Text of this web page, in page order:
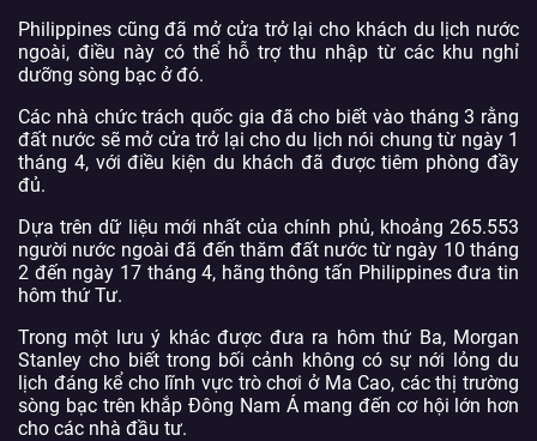
Philippines cũng đã mở cửa trở lại cho khách du lịch nước
ngoài, điều này có thể hỗ trợ thu nhập từ các khu nghỉ
dưỡng sòng bạc ở đó.
Các nhà chức trách quốc gia đã cho biết vào tháng 3 rằng
đất nước sẽ mở cửa trở lại cho du lịch nói chung từ ngày 1
tháng 4, với điều kiện du khách đã được tiêm phòng đầy
đủ.
Dựa trên dữ liệu mới nhất của chính phủ, khoảng 265.553
người nước ngoài đã đến thăm đất nước từ ngày 10 tháng
2 đến ngày 17 tháng 4, hãng thông tấn Philippines đưa tin
hôm thứ Tư.
Trong một lưu ý khác được đưa ra hôm thứ Ba, Morgan
Stanley cho biết trong bối cảnh không có sự nới lỏng du
lịch đáng kể cho lĩnh vực trò chơi ở Ma Cao, các thị trường
sòng bạc trên khắp Đông Nam Á mang đến cơ hội lớn hơn
cho các nhà đầu tư.